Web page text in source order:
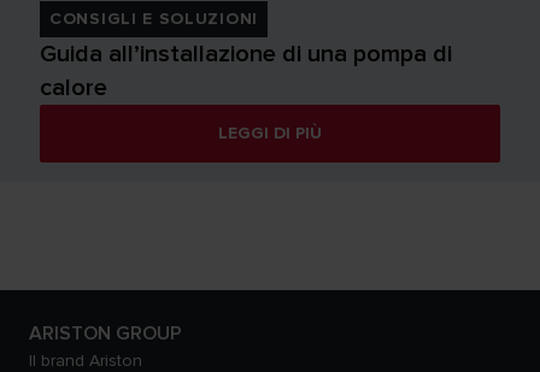
CONSIGLI E SOLUZIONI
Guida all’installazione di una pompa di
calore
LEGGI DI PIÙ
ARISTON GROUP
Il brand Ariston